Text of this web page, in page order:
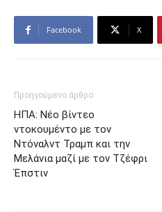
Facebook X
Προηγούμενο άρθρο
ΗΠΑ: Νέο βίντεο
ντοκουμέντο με τον
Ντόναλντ Τραμπ και την
Μελάνια μαζί με τον Τζέφρι
Έπστιν